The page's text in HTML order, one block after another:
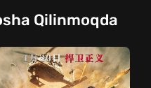
Qilinmoqda